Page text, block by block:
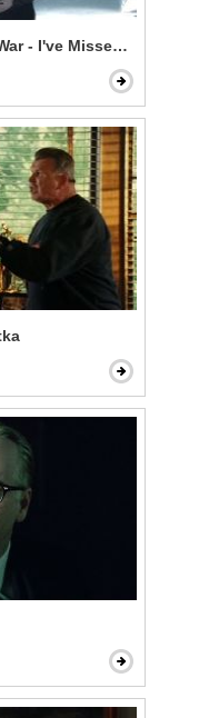
- I've Missed You